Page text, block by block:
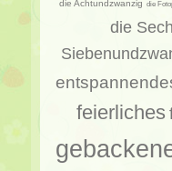
die Achtundzwanzig die
die
feierliches